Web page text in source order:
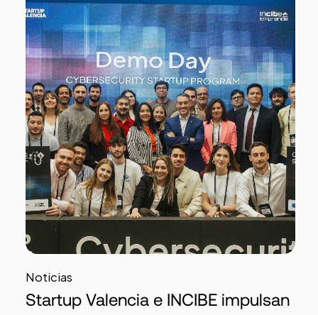
Noticias
Startup Valencia e INCIBE impulsan